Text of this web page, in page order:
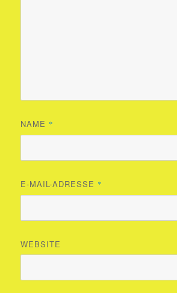
NAME *
E-MAIL-ADRESSE *
WEBSITE